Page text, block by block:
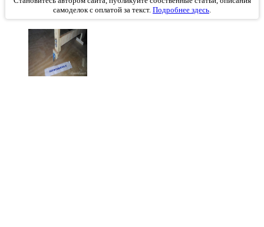
самоделок с оплатой за текст. Подробнее здесь.